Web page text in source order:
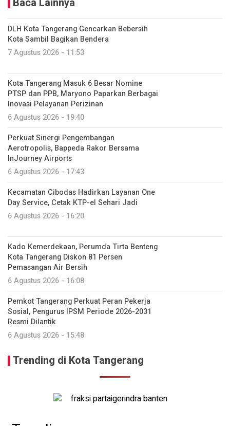
DLH Kota Tangerang Gencarkan Bebersih
Kota Sambil Bagikan Bendera
7 Agustus 2026 - 11:53
Kota Tangerang Masuk 6 Besar Nomine
PTSP dan PPB, Maryono Paparkan Berbagai
Inovasi Pelayanan Perizinan
6 Agustus 2026 - 19:40
Perkuat Sinergi Pengembangan
Aerotropolis, Bappeda Rakor Bersama
InJourney Airports
6 Agustus 2026 - 17:43
Kecamatan Cibodas Hadirkan Layanan One
Day Service, Cetak KTP-el Sehari Jadi
6 Agustus 2026 - 16:20
Kado Kemerdekaan, Perumda Tirta Benteng
Kota Tangerang Diskon 81 Persen
Pemasangan Air Bersih
6 Agustus 2026 - 16:08
Pemkot Tangerang Perkuat Peran Pekerja
Sosial, Pengurus IPSM Periode 2026-2031
Resmi Dilantik
6 Agustus 2026 - 15:48
Trending di Kota Tangerang